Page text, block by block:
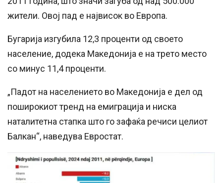
жители. Овој пад е највисок во Европа.
Бугарија изгубила 12,3 проценти од своето
население, додека Македонија е на трето место
со минус 11,4 проценти.
„Падот на населението во Македонија е дел од
поширокиот тренд на емиграција и ниска
наталитетна стапка што го зафаќа речиси целиот
Балкан“, наведува Евростат.